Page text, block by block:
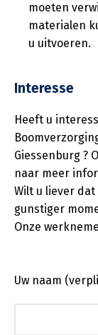
moeten
materialen
u uitvoeren.
Interesse
Heeft u
Giessenburg ?
naar meer
Wilt u liever
gunstiger
Onze
Uw naam